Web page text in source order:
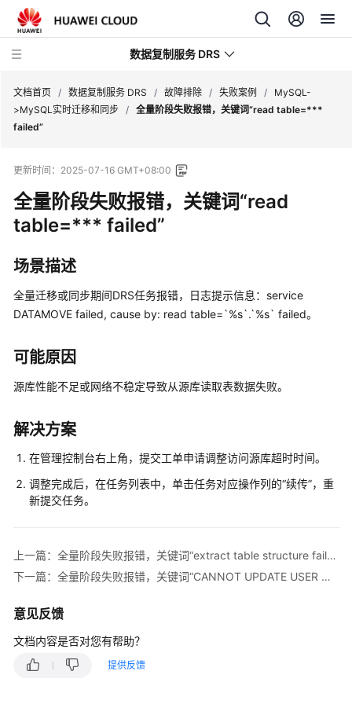
数据复制服务 DRS
动
态
产
介
计
说
速
入
门
用
最
实
践
安
文档首页 / 数据复制服务 DRS / 故障排除 / 失败案例 /
MySQL-
>MySQL实时迁移和同步 / 全量阶段失败报错，关键词“read table=***
failed”
更新时间： 2025-07-16 GMT+08:00
全量阶段失败报错，关键词“read
table=*** failed”
场景描述
全量迁移或同步期间DRS任务报错，日志提示信息：service
DATAMOVE failed, cause by: read table=`%s`.`%s` failed。
可能原因
源库性能不足或网络不稳定导致从源库读取表数据失败。
解决方案
在管理控制台右上角，提交工单申请调整访问源库超时时间。
调整完成后，在任务列表中，单击任务对应操作列的“续传”，重
新提交任务。
上一篇：全量阶段失败报错，关键词“extract table structure failed!”
下一篇：全量阶段失败报错，关键词“CANNOT UPDATE USER WITH NULL PASSWORD”
意见反馈
文档内容是否对您有帮助？
提供反馈